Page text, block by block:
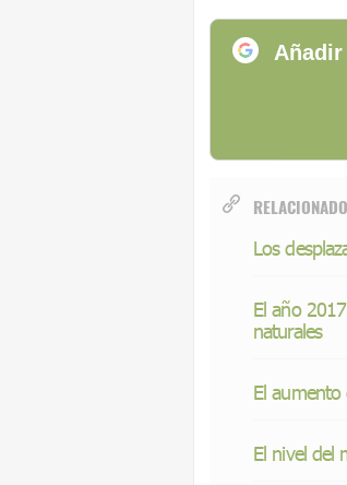
RELACIONADO
Los
El año
naturales
El
El nivel del